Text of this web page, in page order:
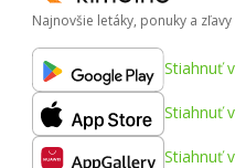
Najnovšie letáky, ponuky a zľavy
Stiahnuť v
Stiahnuť v
Stiahnuť v